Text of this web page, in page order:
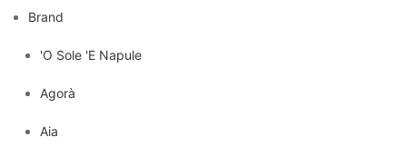
Brand
'O Sole 'E Napule
Agorà
Aia